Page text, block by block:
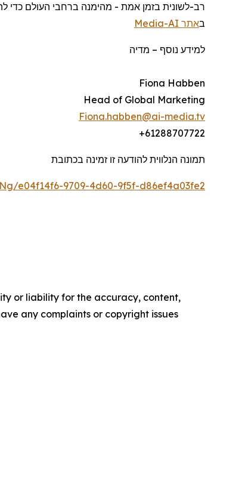
רב-לשונית בזמן אמת - מהימנה ברחבי העולם כדי
באתר AI- Media
למידע נוסף – מדיה
Fiona Habben
Head of Global Marketing
Fiona.habben@ai-media.tv
+61288707722
תמונה הנלווית להודעה זו זמינה בכתובת
e04f14f6-9709-4d60-9f5f-d86ef4a03fe2
or liability for the accuracy, content,
any complaints or copyright issues